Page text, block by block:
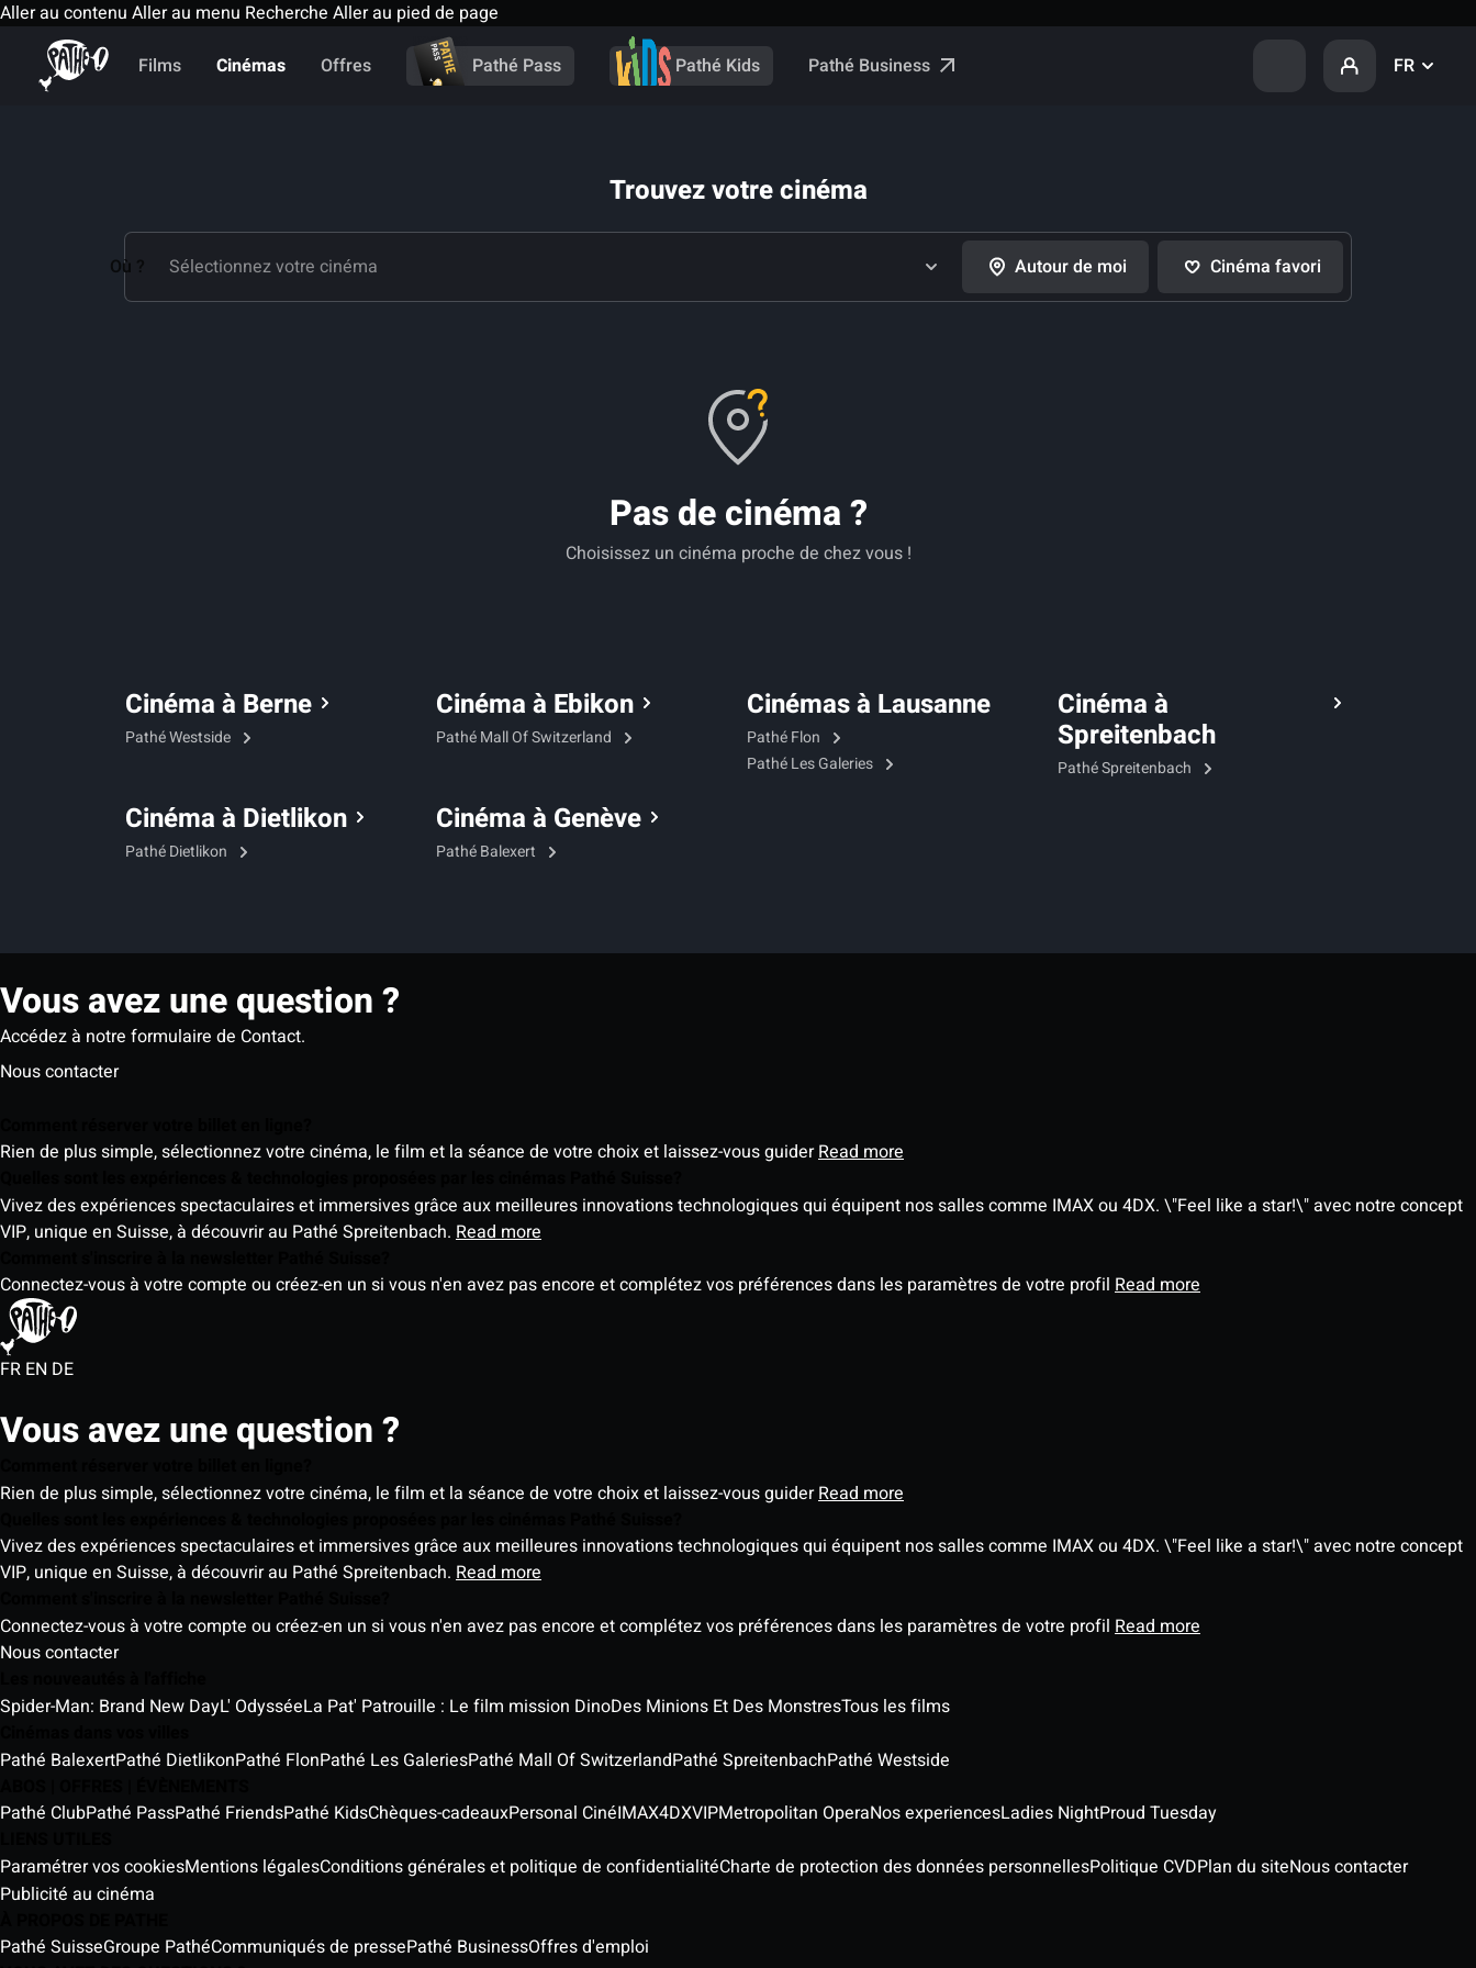
Aller au contenu Aller au menu Recherche Aller au pied de page
Films
Cinémas Offres Pathé Pass Pathé Kids Pathé Business FR
Trouvez votre cinéma
Autour de moi Cinéma favori
Où ?
Pas de cinéma ?
Choisissez un cinéma proche de chez vous !
Cinéma à Berne
Pathé Westside
Cinéma à Dietlikon
Pathé Dietlikon
Cinéma à Ebikon
Pathé Mall Of Switzerland
Cinéma à Genève
Pathé Balexert
Cinémas à Lausanne
Pathé Flon
Pathé Les Galeries
Cinéma à
Spreitenbach
Pathé Spreitenbach
Vous avez une question ?
Accédez à notre formulaire de Contact.
Nous contacter
Rien de plus simple, sélectionnez votre cinéma, le film et la séance de votre choix et laissez-vous guiderRead more
Vivez des expériences spectaculaires et immersives grâce aux meilleures innovations technologiques qui équipent nos salles comme IMAX ou 4DX. \"Feel like a star!\" avec notre concept
VIP, unique en Suisse, à découvrir au Pathé Spreitenbach. Read more
Connectez-vous à votre compte ou créez-en un si vous n'en avez pas encore et complétez vos préférences dans les paramètres de votre profil Read more
FR EN DE
Vous avez une question ?
Rien de plus simple, sélectionnez votre cinéma, le film et la séance de votre choix et laissez-vous guiderRead more
Vivez des expériences spectaculaires et immersives grâce aux meilleures innovations technologiques qui équipent nos salles comme IMAX ou 4DX. \"Feel like a star!\" avec notre concept
VIP, unique en Suisse, à découvrir au Pathé Spreitenbach. Read more
Connectez-vous à votre compte ou créez-en un si vous n'en avez pas encore et complétez vos préférences dans les paramètres de votre profil Read more
Nous contacter
Spider-Man: Brand New DayL' OdysséeLa Pat' Patrouille : Le film mission DinoDes Minions Et Des MonstresTous les films
Pathé BalexertPathé DietlikonPathé FlonPathé Les GaleriesPathé Mall Of SwitzerlandPathé SpreitenbachPathé Westside
Pathé ClubPathé PassPathé FriendsPathé KidsChèques-cadeauxPersonal CinéIMAX4DXVIPMetropolitan OperaNos experiencesLadies NightProud Tuesday
Paramétrer vos cookiesMentions légalesConditions générales et politique de confidentialitéCharte de protection des données personnellesPolitique CVDPlan du siteNous contacter
Publicité au cinéma
Pathé SuisseGroupe PathéCommuniqués de pressePathé BusinessOffres d'emploi